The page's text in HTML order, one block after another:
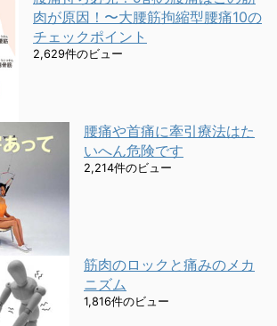
肉が原因！〜大腰筋拘縮型腰痛10の
チェックポイント
2,629件のビュー
腰痛や首痛に牽引療法はた
いへん危険です
2,214件のビュー
筋肉のロックと痛みのメカ
ニズム
1,816件のビュー